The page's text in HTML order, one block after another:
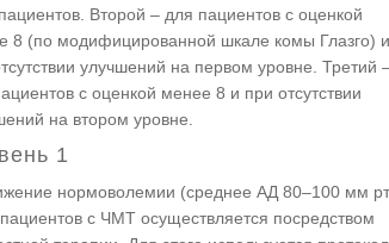
Второй – для пациентов с оценкой
8 (по модифицированной шкале комы Глазго) и
улучшений на первом уровне. Третий
с оценкой менее 8 и при отсутствии
на втором уровне.
1
нормоволемии (среднее АД 80–100 мм рт.
пациентов с ЧМТ осуществляется посредством